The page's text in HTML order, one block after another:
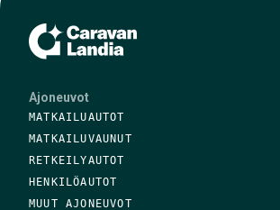
Ajoneuvot
MATKAILUAUTOT
MATKAILUVAUNUT
RETKEILYAUTOT
HENKILÖAUTOT
MUUT AJONEUVOT